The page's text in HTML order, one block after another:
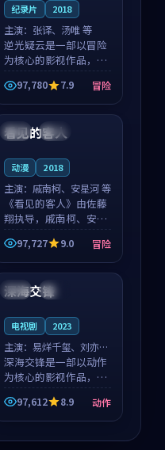
纪录片 2018
主演： 张译、汤唯 等
逆光疑云是一部以冒险
为核心的影视作品，围
绕危机、反转与人物成
长展开，整体节奏紧
凑，值得推荐观看。
97,780 7.9 冒险
泰国 完结
看见的客人
动漫 2018
主演： 戚南柯、安星河 等
《看见的客人》由佐藤
翔执导，戚南柯、安星
河领衔主演，是一部
2018年上映的泰国冒险
动漫。影片以海岸抒情
遇到告别都浸着真实情
97,727 9.0 冒险
中国 独播
深海交锋
电视剧 2023
主演： 易烊千玺、刘亦菲
等
深海交锋是一部以动作
为核心的影视作品，围
绕危机、反转与人物成
长展开，整体节奏紧
凑，值得推荐观看。
97,612 8.9 动作